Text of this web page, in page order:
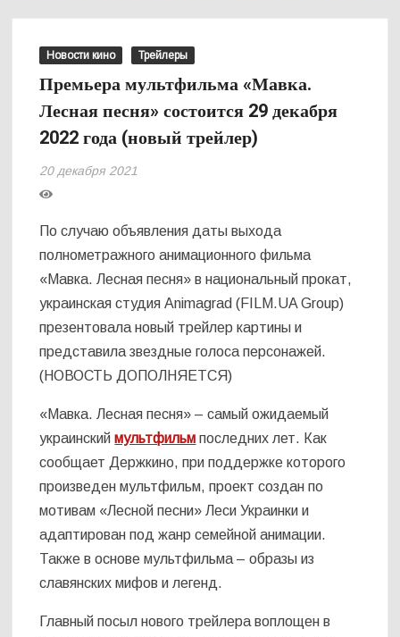
Новости кино Трейлеры
Премьера мультфильма «Мавка.
Лесная песня» состоится 29 декабря
2022 года (новый трейлер)
20 декабря 2021
По случаю объявления даты выхода
полнометражного анимационного фильма
«Мавка. Лесная песня» в национальный прокат,
украинская студия Animagrad (FILM.UA Group)
презентовала новый трейлер картины и
представила звездные голоса персонажей.
(НОВОСТЬ ДОПОЛНЯЕТСЯ)
«Мавка. Лесная песня» – самый ожидаемый
украинскиймультфильм последних лет. Как
сообщает Держкино, при поддержке которого
произведен мультфильм, проект создан по
мотивам «Лесной песни» Леси Украинки и
адаптирован под жанр семейной анимации.
Также в основе мультфильма – образы из
славянских мифов и легенд.
Главный посыл нового трейлера воплощен в